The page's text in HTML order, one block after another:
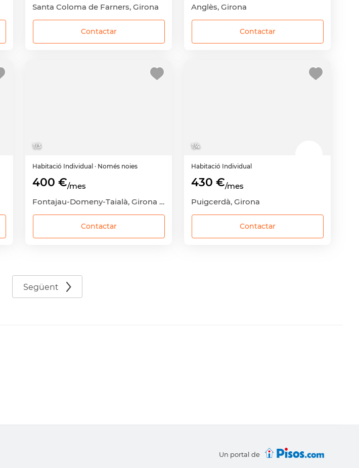
Santa Coloma de Farners, Girona
Contactar
Anglès, Girona
Contactar
1/3
Habitació Individual · Només noies
400 €/mes
Fontajau-Domeny-Taialà, Girona Capital, Girona
Contactar
1/4
Habitació Individual
430 €/mes
Puigcerdà, Girona
Contactar
Següent
Un portal de